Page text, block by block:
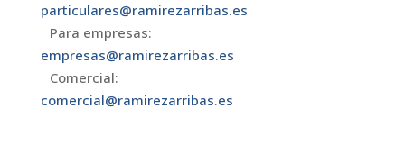
particulares@ramirezarribas.es
Para empresas:
empresas@ramirezarribas.es
Comercial:
comercial@ramirezarribas.es